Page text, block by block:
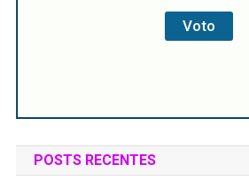
POSTS RECENTES